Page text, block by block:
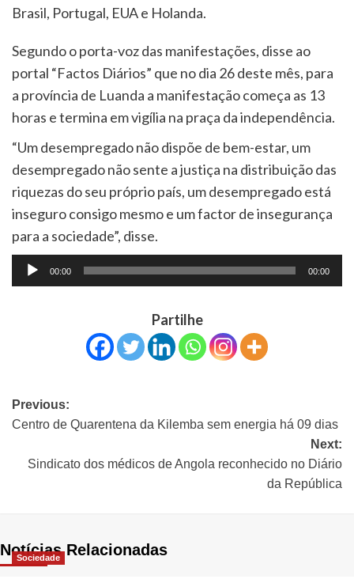
Brasil, Portugal, EUA e Holanda.
Segundo o porta-voz das manifestações, disse ao
portal “Factos Diários” que no dia 26 deste mês, para
a província de Luanda a manifestação começa as 13
horas e termina em vigília na praça da independência.
“Um desempregado não dispõe de bem-estar, um
desempregado não sente a justiça na distribuição das
riquezas do seu próprio país, um desempregado está
inseguro consigo mesmo e um factor de insegurança
para a sociedade”, disse.
Tocador
de
00:00 00:00
Partilhe
Previous:
Centro de Quarentena da Kilemba sem energia há 09 dias
Next:
Sindicato dos médicos de Angola reconhecido no Diário
da República
Notícias Relacionadas
Sociedade